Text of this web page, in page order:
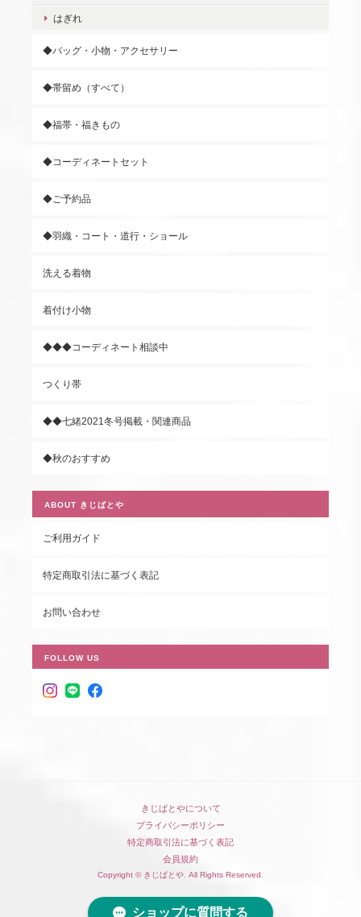
はぎれ
◆バッグ・小物・アクセサリー
◆帯留め（すべて）
◆福帯・福きもの
◆コーディネートセット
◆ご予約品
◆羽織・コート・道行・ショール
洗える着物
着付け小物
◆◆◆コーディネート相談中
つくり帯
◆◆七緒2021冬号掲載・関連商品
◆秋のおすすめ
ABOUT きじばとや
ご利用ガイド
特定商取引法に基づく表記
お問い合わせ
FOLLOW US
きじばとやについて
プライバシーポリシー
特定商取引法に基づく表記
会員規約
Copyright © きじばとや. All Rights Reserved.
ショップに質問する